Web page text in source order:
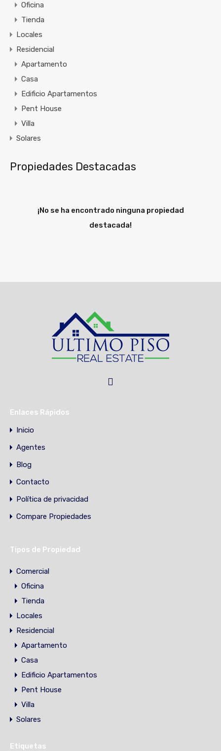
Oficina
Tienda
Locales
Residencial
Apartamento
Casa
Edificio Apartamentos
Pent House
Villa
Solares
Propiedades Destacadas
¡No se ha encontrado ninguna propiedad
destacada!
Enlaces Rápidos
Inicio
Agentes
Blog
Contacto
Política de privacidad
Compare Propiedades
Tipos de Propiedad
Comercial
Oficina
Tienda
Locales
Residencial
Apartamento
Casa
Edificio Apartamentos
Pent House
Villa
Solares
Etiquetas